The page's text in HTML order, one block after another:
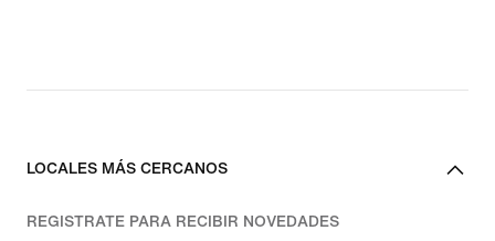
LOCALES MÁS CERCANOS
REGISTRATE PARA RECIBIR NOVEDADES